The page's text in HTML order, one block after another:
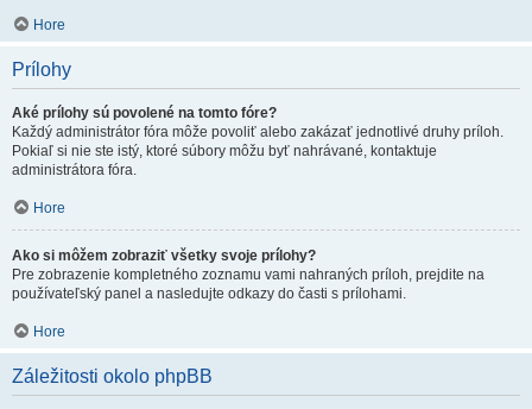
Hore
Prílohy
Aké prílohy sú povolené na tomto fóre?
Každý administrátor fóra môže povoliť alebo zakázať jednotlivé druhy príloh.
Pokiaľ si nie ste istý, ktoré súbory môžu byť nahrávané, kontaktuje
administrátora fóra.
Hore
Ako si môžem zobraziť všetky svoje prílohy?
Pre zobrazenie kompletného zoznamu vami nahraných príloh, prejdite na
používateľský panel a nasledujte odkazy do časti s prílohami.
Hore
Záležitosti okolo phpBB